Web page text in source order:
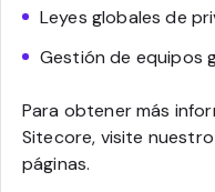
Leyes globales de
Gestión de equipos
Para obtener más
Sitecore, visite
páginas.